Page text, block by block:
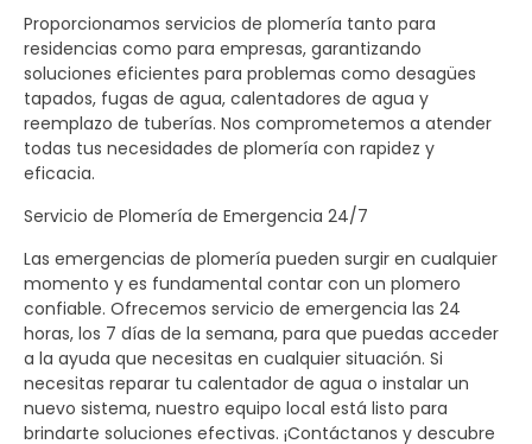
Proporcionamos servicios de plomería tanto para
residencias como para empresas, garantizando
soluciones eficientes para problemas como desagües
tapados, fugas de agua, calentadores de agua y
reemplazo de tuberías. Nos comprometemos a atender
todas tus necesidades de plomería con rapidez y
eficacia.
Servicio de Plomería de Emergencia 24/7
Las emergencias de plomería pueden surgir en cualquier
momento y es fundamental contar con un plomero
confiable. Ofrecemos servicio de emergencia las 24
horas, los 7 días de la semana, para que puedas acceder
a la ayuda que necesitas en cualquier situación. Si
necesitas reparar tu calentador de agua o instalar un
nuevo sistema, nuestro equipo local está listo para
brindarte soluciones efectivas. ¡Contáctanos y descubre